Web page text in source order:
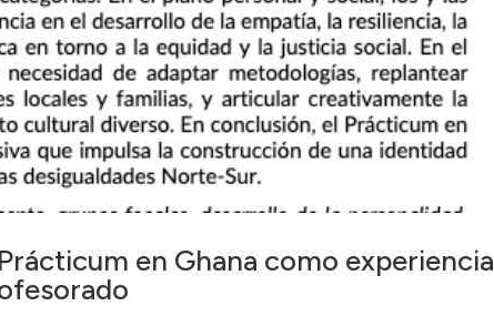
en Ghana como experiencia